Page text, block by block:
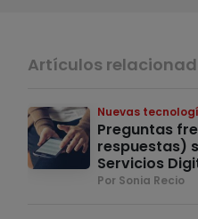
Artículos
Nuevas
Preguntas
respuestas)
Servicios
Por Sonia Recio